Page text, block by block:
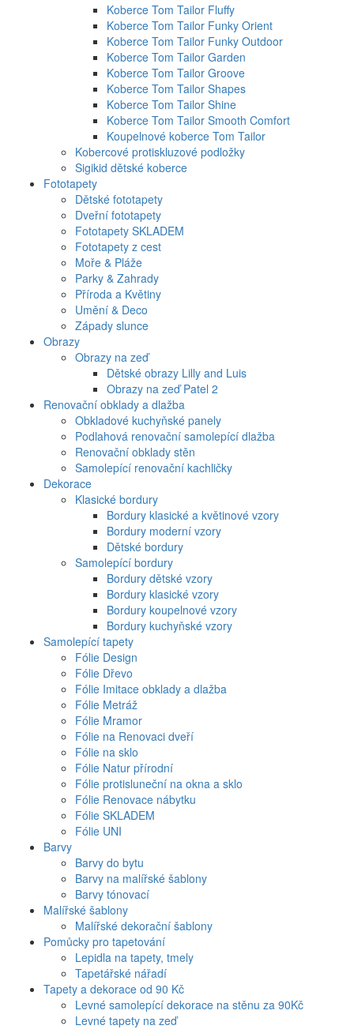
Koberce Tom Tailor Fluffy
Koberce Tom Tailor Funky Orient
Koberce Tom Tailor Funky Outdoor
Koberce Tom Tailor Garden
Koberce Tom Tailor Groove
Koberce Tom Tailor Shapes
Koberce Tom Tailor Shine
Koberce Tom Tailor Smooth Comfort
Koupelnové koberce Tom Tailor
Kobercové protiskluzové podložky
Sigikid dětské koberce
Fototapety
Dětské fototapety
Dveřní fototapety
Fototapety SKLADEM
Fototapety z cest
Moře & Pláže
Parky & Zahrady
Příroda a Květiny
Umění & Deco
Západy slunce
Obrazy
Obrazy na zeď
Dětské obrazy Lilly and Luis
Obrazy na zeď Patel 2
Renovační obklady a dlažba
Obkladové kuchyňské panely
Podlahová renovační samolepící dlažba
Renovační obklady stěn
Samolepící renovační kachličky
Dekorace
Klasické bordury
Bordury klasické a květinové vzory
Bordury moderní vzory
Dětské bordury
Samolepící bordury
Bordury dětské vzory
Bordury klasické vzory
Bordury koupelnové vzory
Bordury kuchyňské vzory
Samolepící tapety
Fólie Design
Fólie Dřevo
Fólie Imitace obklady a dlažba
Fólie Metráž
Fólie Mramor
Fólie na Renovaci dveří
Fólie na sklo
Fólie Natur přírodní
Fólie protisluneční na okna a sklo
Fólie Renovace nábytku
Fólie SKLADEM
Fólie UNI
Barvy
Barvy do bytu
Barvy na malířské šablony
Barvy tónovací
Malířské šablony
Malířské dekorační šablony
Pomůcky pro tapetování
Lepidla na tapety, tmely
Tapetářské nářadí
Tapety a dekorace od 90 Kč
Levné samolepící dekorace na stěnu za 90Kč
Levné tapety na zeď